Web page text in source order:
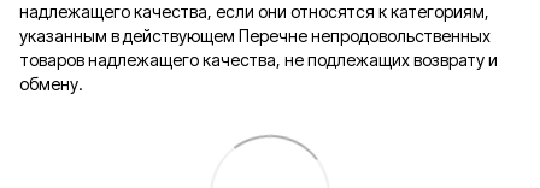
надлежащего качества, если они относятся к категориям,
указанным в действующем Перечне непродовольственных
товаров надлежащего качества, не подлежащих возврату и
обмену.